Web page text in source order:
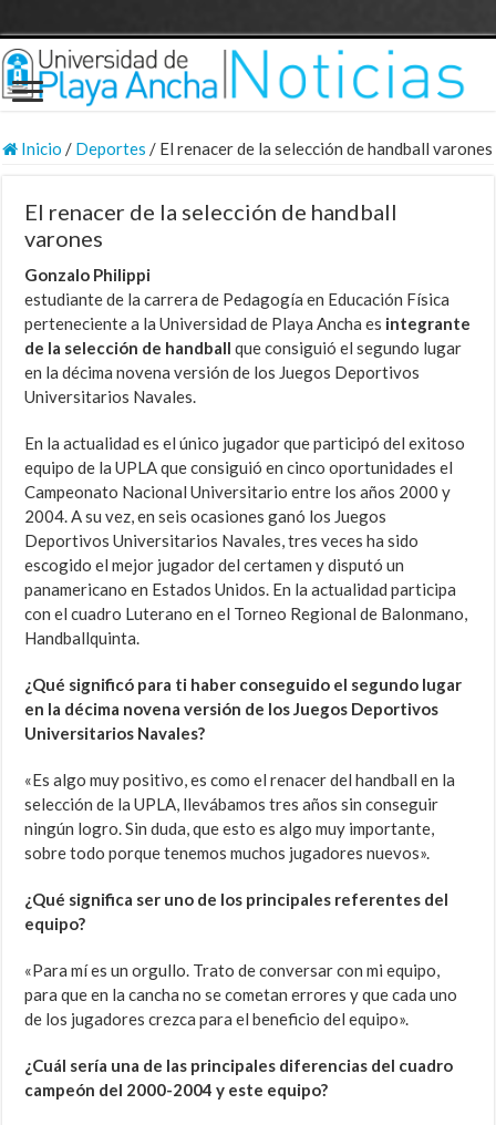
Inicio / Deportes / El renacer de la selección de handball varones
El renacer de la selección de handball
varones
Gonzalo Philippi
estudiante de la carrera de Pedagogía en Educación Física
perteneciente a la Universidad de Playa Ancha es integrante
de la selección de handball que consiguió el segundo lugar
en la décima novena versión de los Juegos Deportivos
Universitarios Navales.
En la actualidad es el único jugador que participó del exitoso
equipo de la UPLA que consiguió en cinco oportunidades el
Campeonato Nacional Universitario entre los años 2000 y
2004. A su vez, en seis ocasiones ganó los Juegos
Deportivos Universitarios Navales, tres veces ha sido
escogido el mejor jugador del certamen y disputó un
panamericano en Estados Unidos. En la actualidad participa
con el cuadro Luterano en el Torneo Regional de Balonmano,
Handballquinta.
¿Qué significó para ti haber conseguido el segundo lugar
en la décima novena versión de los Juegos Deportivos
Universitarios Navales?
«Es algo muy positivo, es como el renacer del handball en la
selección de la UPLA, llevábamos tres años sin conseguir
ningún logro. Sin duda, que esto es algo muy importante,
sobre todo porque tenemos muchos jugadores nuevos».
¿Qué significa ser uno de los principales referentes del
equipo?
«Para mí es un orgullo. Trato de conversar con mi equipo,
para que en la cancha no se cometan errores y que cada uno
de los jugadores crezca para el beneficio del equipo».
¿Cuál sería una de las principales diferencias del cuadro
campeón del 2000-2004 y este equipo?